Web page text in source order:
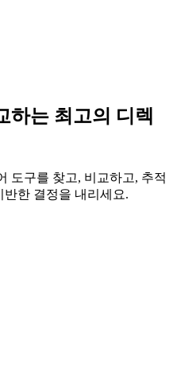
하는 최고의 디렉
도구를 찾고, 비교하고, 추적
한 결정을 내리세요.